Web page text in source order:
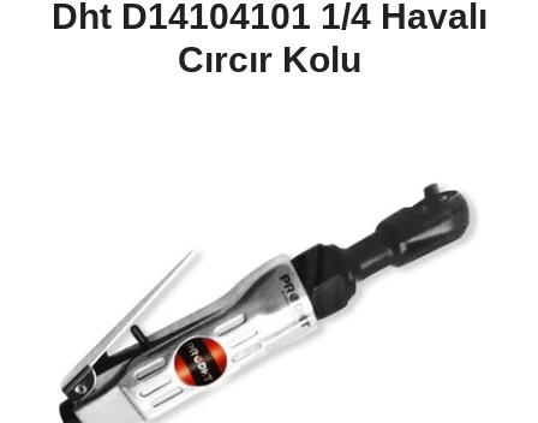
Dht D14104101 1/4 Havalı
Cırcır Kolu